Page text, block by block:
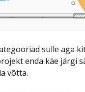
sulle aga
enda käe järgi
võtta.